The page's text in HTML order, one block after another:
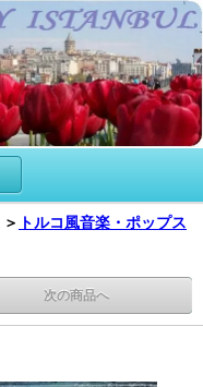
＞ トルコ風音楽・ポップス
次の商品へ